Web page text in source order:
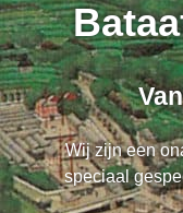
Wij zijn een
speciaal